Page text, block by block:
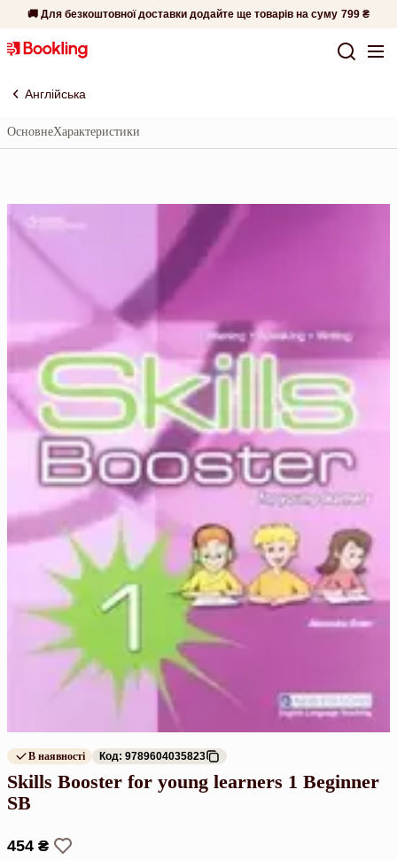
🚚 Для безкоштовної доставки додайте ще товарів на суму 799 ₴
Англійська
ОсновнеХарактеристики
В наявності Код: 9789604035823
Skills Booster for young learners 1 Beginner
SB
454 ₴